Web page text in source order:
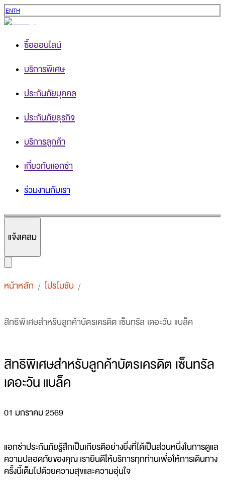
ENTH
ซื้อออนไลน์
บริการพิเศษ
ประกันภัยบุคคล
ประกันภัยธุรกิจ
บริการลูกค้า
เกี่ยวกับแอกซ่า
ร่วมงานกับเรา
แจ้งเคลม
หน้าหลัก / โปรโมชัน /
สิทธิพิเศษสำหรับลูกค้าบัตรเครดิต เซ็นทรัล เดอะวัน แบล็ค
สิทธิพิเศษสำหรับลูกค้าบัตรเครดิต เซ็นทรัล
เดอะวัน แบล็ค
01 มกราคม 2569
แอกซ่าประกันภัยรู้สึกเป็นเกียรติอย่างยิ่งที่ได้เป็นส่วนหนึ่งในการดูแล
ความปลอดภัยของคุณ เรายินดีให้บริการทุกท่านเพื่อให้การเดินทาง
ครั้งนี้เต็มไปด้วยความสุขและความอุ่นใจ